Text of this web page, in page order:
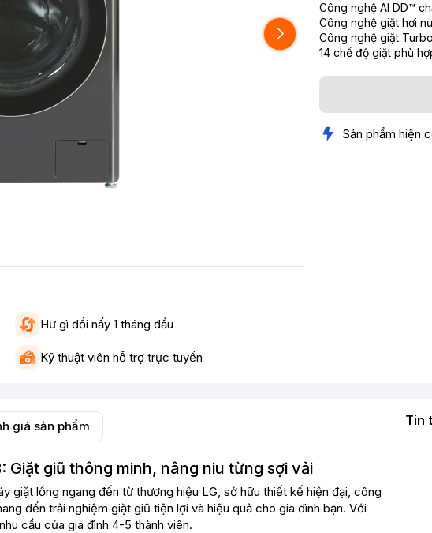
Hư gì đổi nấy 1 tháng đầu
Kỹ thuật viên hỗ trợ trực tuyến
Công nghệ AI DD™
Công nghệ giặt hơi
Công nghệ giặt
14 chế độ giặt phù
Sản phẩm hiện
giá sản phẩm
Giặt giũ thông minh, nâng niu từng sợi vải
giặt lồng ngang đến từ thương hiệu LG, sở hữu thiết kế hiện đại, công
đến trải nghiệm giặt giũ tiện lợi và hiệu quả cho gia đình bạn. Với
cầu của gia đình 4-5 thành viên.
Tin